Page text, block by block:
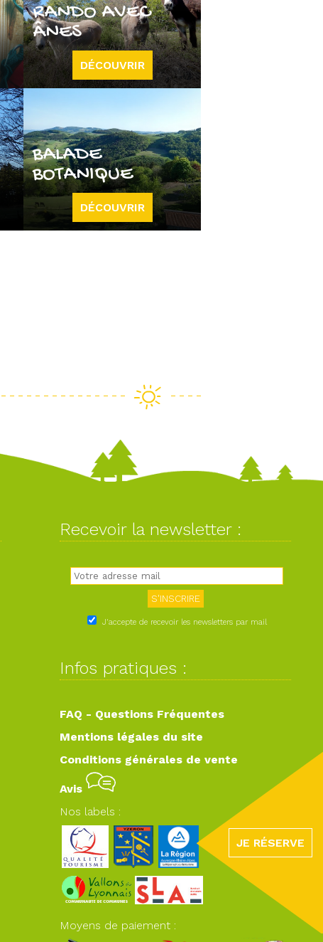
RANDO AVEC
ÂNES
DÉCOUVRIR
BALADE
BOTANIQUE
DÉCOUVRIR
JE RÉSERVE
Recevoir la newsletter :
J'accepte de recevoir les newsletters par mail
Infos pratiques :
FAQ - Questions Fréquentes
Mentions légales du site
Conditions générales de vente
Avis
Nos labels :
Moyens de paiement :